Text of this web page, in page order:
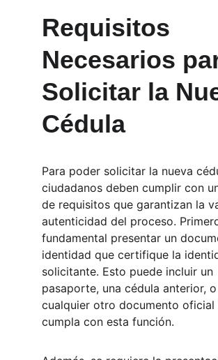
Requisitos
Necesarios
Solicitar la
Cédula
Para poder solicitar la nueva
ciudadanos deben cumplir con
de requisitos que garantizan la
autenticidad del proceso.
fundamental presentar un
identidad que certifique la
solicitante. Esto puede incluir un
pasaporte, una cédula anterior, o
cualquier otro documento oficial
cumpla con esta función.